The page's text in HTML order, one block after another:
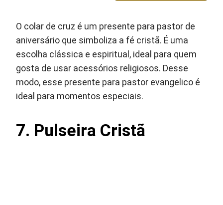
O colar de cruz é um presente para pastor de
aniversário que simboliza a fé cristã. É uma
escolha clássica e espiritual, ideal para quem
gosta de usar acessórios religiosos. Desse
modo, esse presente para pastor evangelico é
ideal para momentos especiais.
7. Pulseira Cristã